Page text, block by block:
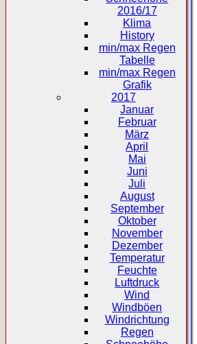
2016/17
Klima
History
min/max Regen
Tabelle
min/max Regen
Grafik
2017
Januar
Februar
März
April
Mai
Juni
Juli
August
September
Oktober
November
Dezember
Temperatur
Feuchte
Luftdruck
Wind
Windböen
Windrichtung
Regen